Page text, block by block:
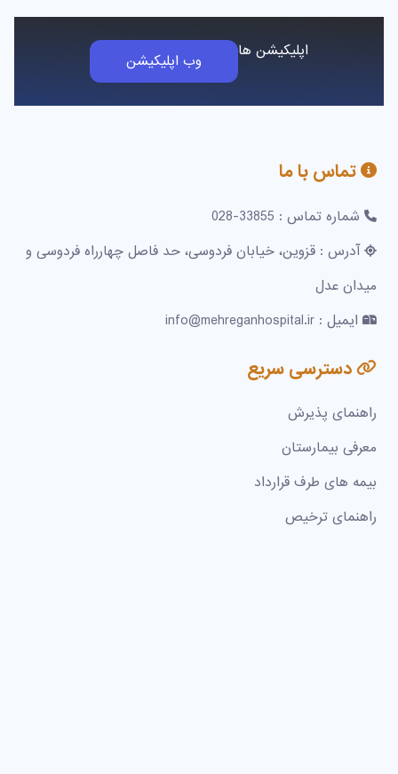
اپلیکیشن ها وب اپلیکیشن
تماس با ما
شماره تماس : 33855-028
آدرس : قزوین، خیابان فردوسی، حد فاصل چهارراه فردوسی و
میدان عدل
ایمیل : info@mehreganhospital.ir
دسترسی سریع
راهنمای پذیرش
معرفی بیمارستان
بیمه های طرف قرارداد
راهنمای ترخیص